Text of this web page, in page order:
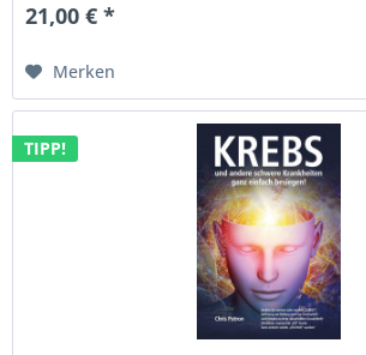
21,00 € *
Merken
TIPP!